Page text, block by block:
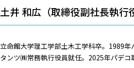
土井 和広（取締役副社長執行
立命館大学理工学部土木工学科卒。1989
タンツ㈱常務執行役員就任。2025年パデ